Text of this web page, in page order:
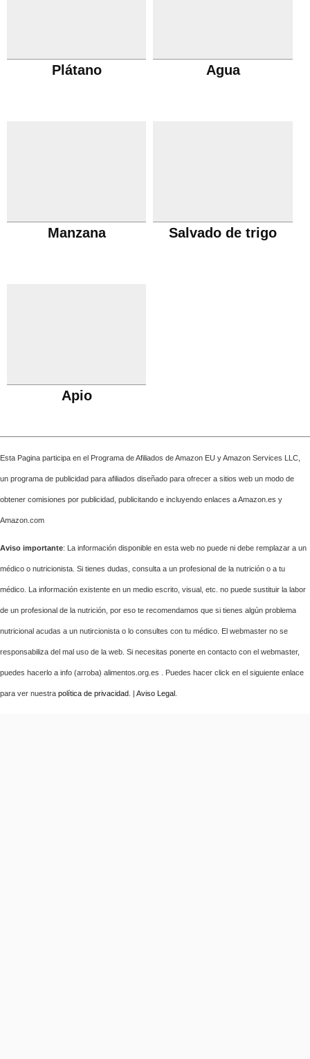
Plátano Agua
Manzana Salvado de trigo
Apio
Esta Pagina participa en el Programa de Afiliados de Amazon EU y Amazon Services LLC,
un programa de publicidad para afiliados diseñado para ofrecer a sitios web un modo de
obtener comisiones por publicidad, publicitando e incluyendo enlaces a Amazon.es y
Amazon.com
Aviso importante: La información disponible en esta web no puede ni debe remplazar a un
médico o nutricionista. Si tienes dudas, consulta a un profesional de la nutrición o a tu
médico. La información existente en un medio escrito, visual, etc. no puede sustituir la labor
de un profesional de la nutrición, por eso te recomendamos que si tienes algún problema
nutricional acudas a un nutircionista o lo consultes con tu médico. El webmaster no se
responsabiliza del mal uso de la web. Si necesitas ponerte en contacto con el webmaster,
puedes hacerlo a info (arroba) alimentos.org.es . Puedes hacer click en el siguiente enlace
para ver nuestra política de privacidad . | Aviso Legal